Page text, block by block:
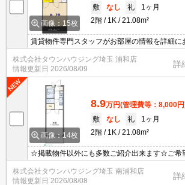
画像：15枚
敷
なし 礼
1ヶ月
2階
1K 21.08m²
賃貸物件専門スタッフがお部屋の情報を詳細に
お問合わせはタウンハウジング浦和店まで♪
株式会社タウンハウジング埼玉 浦和店
情報更新日 2026/08/09
詳
画像：14枚
8.9万円(管理費等：8,000
敷
なし 礼
1ヶ月
2階
1K 21.08m²
☆掲載物件以外にも多数ご紹介出来ます☆ご希
お探しさせて頂きます♪
株式会社タウンハウジング埼玉 南浦和店
情報更新日 2026/08/08
詳